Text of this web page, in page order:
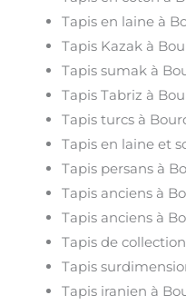
Tapis en laine à
Tapis Kazak à
Tapis sumak à
Tapis Tabriz à
Tapis turcs à
Tapis en laine et
Tapis persans à
Tapis anciens à
Tapis anciens à
Tapis de
Tapis
Tapis iranien à